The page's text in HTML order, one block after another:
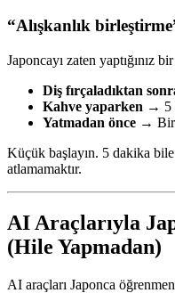
“Alışkanlık
Japoncayı zaten yaptığınız
Diş fırçaladıktan
Kahve yaparken → 5
Yatmadan önce → Bir
Küçük başlayın. 5 dakika
atlamamaktır.
AI Araçlarıyla
(Hile Yapmadan)
AI araçları Japonca